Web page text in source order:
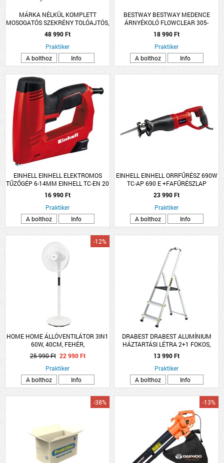
MÁRKA NÉLKÜL KOMPLETT
MOSOGATÓS SZEKRÉNY TOLÓAJTÓS,
EGYMEDENCÉS TÁLLAL 80X50CM
FEHÉR
48 990 Ft
Praktiker
A bolthoz
Info
BESTWAY BESTWAY MEDENCE
ÁRNYÉKOLÓ FLOWCLEAR 305-
549CM KEREK MEDENCÉKHEZ
18 990 Ft
Praktiker
A bolthoz
Info
EINHELL EINHELL ELEKTROMOS
TŰZŐGÉP 6-14MM EINHELL TC-EN 20
E, TŰZŐKAPOCSSAL ÉS SZEGGEL
16 990 Ft
Praktiker
A bolthoz
Info
EINHELL EINHELL ORRFŰRÉSZ 690W
TC-AP 690 E +FAFŰRÉSZLAP
23 990 Ft
Praktiker
A bolthoz
Info
HOME HOME ÁLLÓVENTILÁTOR 3IN1
60W, 40CM, FEHÉR,
TÁVIRÁNYÍTÓVAL
-12%
25 990 Ft 22 990 Ft
Praktiker
A bolthoz
Info
DRABEST DRABEST ALUMÍNIUM
HÁZTARTÁSI LÉTRA 2+1 FOKOS,
MAX. 150KG
13 990 Ft
Praktiker
A bolthoz
Info
-38% -13%